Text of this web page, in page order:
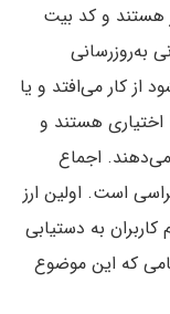
هستند و کد بیت
به‌روزرسانی
از کار می‌افتد و یا
کارایی قبل را ندارد، به‌روزرسانی‌های Bitcoin اختیاری هستند و
می‌دهند. اجماع
است. اولین ارز
به دستیابی
که این موضوع